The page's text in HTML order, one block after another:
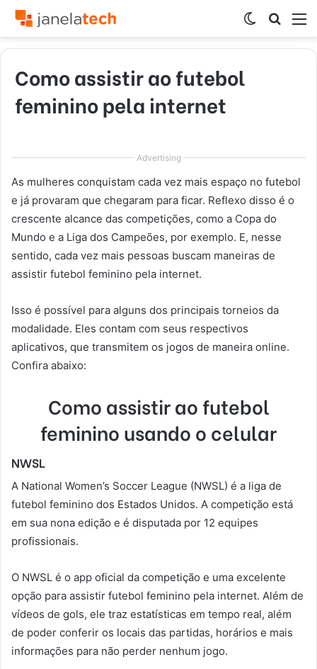
por
Switch
skin
Como assistir ao futebol
feminino pela internet
Advertising
As mulheres conquistam cada vez mais espaço no futebol
e já provaram que chegaram para ficar. Reflexo disso é o
crescente alcance das competições, como a Copa do
Mundo e a Liga dos Campeões, por exemplo. E, nesse
sentido, cada vez mais pessoas buscam maneiras de
assistir futebol feminino pela internet.
Isso é possível para alguns dos principais torneios da
modalidade. Eles contam com seus respectivos
aplicativos, que transmitem os jogos de maneira online.
Confira abaixo:
Como assistir ao futebol
feminino usando o celular
NWSL
A National Women’s Soccer League (NWSL) é a liga de
futebol feminino dos Estados Unidos. A competição está
em sua nona edição e é disputada por 12 equipes
profissionais.
O NWSL é o app oficial da competição e uma excelente
opção para assistir futebol feminino pela internet. Além de
vídeos de gols, ele traz estatísticas em tempo real, além
de poder conferir os locais das partidas, horários e mais
informações para não perder nenhum jogo.